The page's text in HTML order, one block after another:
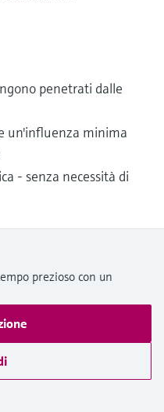
penetrati dalle
un'influenza minima
- senza necessità di
prezioso con un